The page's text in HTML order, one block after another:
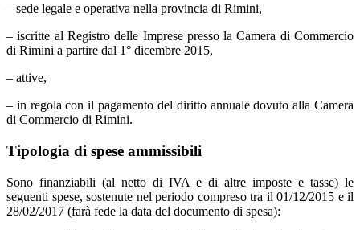
– sede legale e operativa nella provincia di Rimini,
– iscritte al Registro delle Imprese presso la Camera di Commercio
di Rimini a partire dal 1° dicembre 2015,
– attive,
– in regola con il pagamento del diritto annuale dovuto alla Camera
di Commercio di Rimini.
Tipologia di spese ammissibili
Sono finanziabili (al netto di IVA e di altre imposte e tasse) le
seguenti spese, sostenute nel periodo compreso tra il 01/12/2015 e il
28/02/2017 (farà fede la data del documento di spesa):